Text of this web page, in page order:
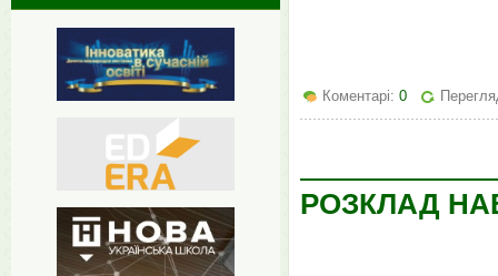
Коментарі: 0
РОЗКЛАД